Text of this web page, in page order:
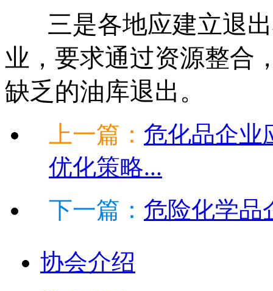
三是各地应建立退
业，要求通过资源整合
缺乏的油库退出。
上一篇： 危化品企业
优化策略...
下一篇： 危险化学品
协会介绍